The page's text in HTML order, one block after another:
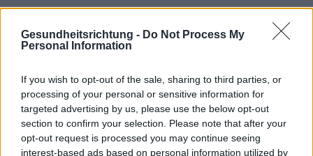
Gesundheitsrichtung - Do Not Process My
Personal Information
If you wish to opt-out of the sale, sharing to third parties, or
processing of your personal or sensitive information for
targeted advertising by us, please use the below opt-out
section to confirm your selection. Please note that after your
opt-out request is processed you may continue seeing
interest-based ads based on personal information utilized by
Interessant? Teilen sie es auf Facebook!
Möchten Sie auf dem Laufenden bleiben?
Goo